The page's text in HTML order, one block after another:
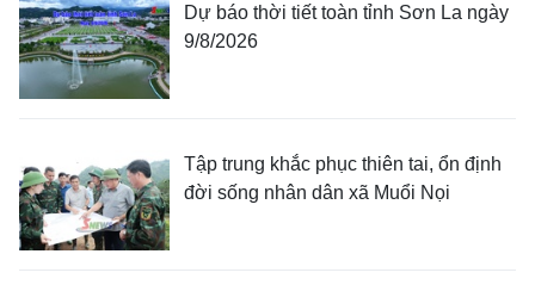
Dự báo thời tiết toàn tỉnh Sơn La ngày
9/8/2026
Tập trung khắc phục thiên tai, ổn định
đời sống nhân dân xã Muổi Nọi